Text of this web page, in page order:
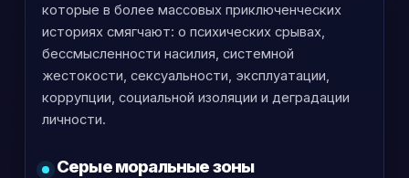
которые в более массовых приключенческих
историях смягчают: о психических срывах,
бессмысленности насилия, системной
жестокости, сексуальности, эксплуатации,
коррупции, социальной изоляции и деградации
личности.
Серые моральные зоны